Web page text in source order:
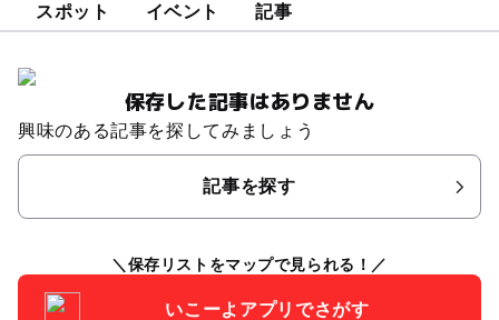
スポット イベント 記事
保存した記事はありません
興味のある記事を探してみましょう
記事を探す
保存リストをマップで見られる！
いこーよアプリでさがす